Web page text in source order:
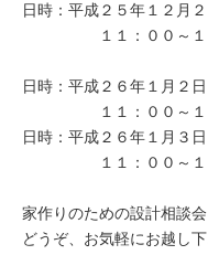
日時：平成２５年１２月２
１１：００～１５
日時：平成２６年１月２日
１１：００～１５
日時：平成２６年１月３日
１１：００～１５
家作りのための設計相談会
どうぞ、お気軽にお越し下